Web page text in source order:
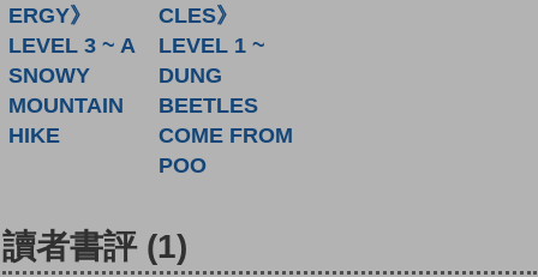
ERGY》
LEVEL 3 ~ A
SNOWY
MOUNTAIN
HIKE
CLES》
LEVEL 1 ~
DUNG
BEETLES
COME FROM
POO
讀者書評 (1)